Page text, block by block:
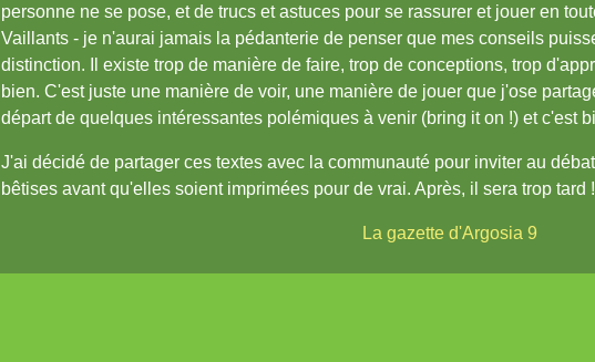
personne ne se pose, et de trucs et astuces pour se rassurer et jouer en
Vaillants - je n'aurai jamais la pédanterie de penser que mes conseils
distinction. Il existe trop de manière de faire, trop de conceptions, trop
bien. C'est juste une manière de voir, une manière de jouer que j'ose
départ de quelques intéressantes polémiques à venir (bring it on !) et c'est
J'ai décidé de partager ces textes avec la communauté pour inviter au
bêtises avant qu'elles soient imprimées pour de vrai. Après, il sera trop tard !
La gazette d'Argosia 9